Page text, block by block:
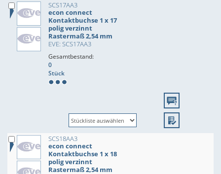
SCS17AA3
econ connect
Kontaktbuchse 1 x 17
polig verzinnt
Rastermaß 2,54 mm
EVE: SCS17AA3
Gesamtbestand:
0
Stück
SCS18AA3
econ connect
Kontaktbuchse 1 x 18
polig verzinnt
Rastermaß 2,54 mm